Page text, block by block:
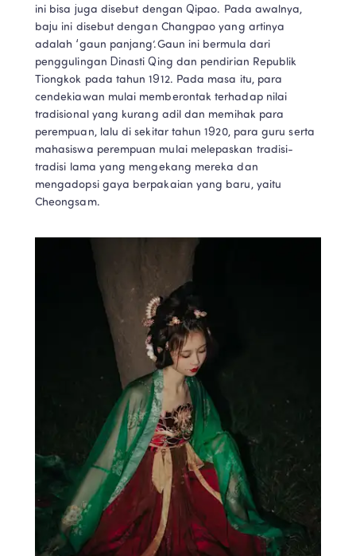
ini bisa juga disebut dengan Qipao. Pada awalnya,
baju ini disebut dengan Changpao yang artinya
adalah ‘gaun panjang’.Gaun ini bermula dari
penggulingan Dinasti Qing dan pendirian Republik
Tiongkok pada tahun 1912. Pada masa itu, para
cendekiawan mulai memberontak terhadap nilai
tradisional yang kurang adil dan memihak para
perempuan, lalu di sekitar tahun 1920, para guru serta
mahasiswa perempuan mulai melepaskan tradisi-
tradisi lama yang mengekang mereka dan
mengadopsi gaya berpakaian yang baru, yaitu
Cheongsam.